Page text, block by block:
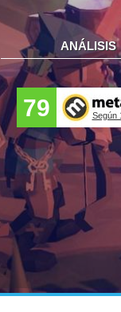
ANÁLISIS
79 Según